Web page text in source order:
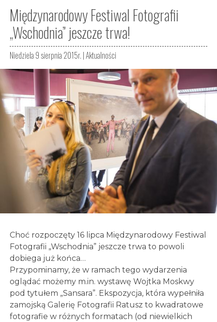
Międzynarodowy Festiwal Fotografii
„Wschodnia” jeszcze trwa!
Niedziela 9 sierpnia 2015r. |Aktualności
Choć rozpoczęty 16 lipca Międzynarodowy Festiwal
Fotografii „Wschodnia” jeszcze trwa to powoli
dobiega już końca…
Przypominamy, że w ramach tego wydarzenia
oglądać możemy m.in. wystawę Wojtka Moskwy
pod tytułem „Sansara”. Ekspozycja, która wypełniła
zamojską Galerię Fotografii Ratusz to kwadratowe
fotografie w różnych formatach (od niewielkich